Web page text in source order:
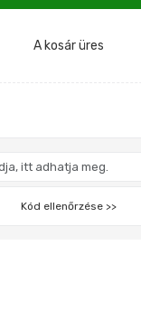
A kosár üres
Kód ellenőrzése >>